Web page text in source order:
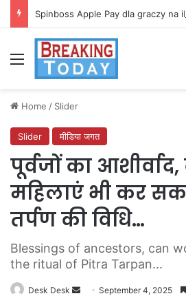
Spinboss Apple Pay dla graczy na
Menu
Home / Slider
Slider मीडिया जगत
पूर्वजों का
महिलाएं भी कर
तर्पण की विधि…
Blessings of ancestors, can
the ritual of Pitra Tarpan...
Desk Desk
SendSeptember 4, 2025